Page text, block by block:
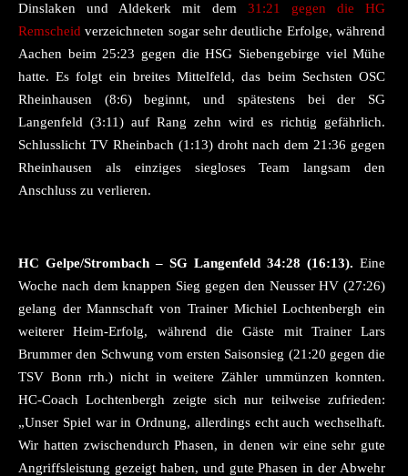
Dinslaken und Aldekerk mit dem 31:21 gegen die HG
Remscheid verzeichneten sogar sehr deutliche Erfolge, während
Aachen beim 25:23 gegen die HSG Siebengebirge viel Mühe
hatte. Es folgt ein breites Mittelfeld, das beim Sechsten OSC
Rheinhausen (8:6) beginnt, und spätestens bei der SG
Langenfeld (3:11) auf Rang zehn wird es richtig gefährlich.
Schlusslicht TV Rheinbach (1:13) droht nach dem 21:36 gegen
Rheinhausen als einziges siegloses Team langsam den
Anschluss zu verlieren.
HC Gelpe/Strombach – SG Langenfeld 34:28 (16:13). Eine
Woche nach dem knappen Sieg gegen den Neusser HV (27:26)
gelang der Mannschaft von Trainer Michiel Lochtenbergh ein
weiterer Heim-Erfolg, während die Gäste mit Trainer Lars
Brummer den Schwung vom ersten Saisonsieg (21:20 gegen die
TSV Bonn rrh.) nicht in weitere Zähler ummünzen konnten.
HC-Coach Lochtenbergh zeigte sich nur teilweise zufrieden:
„Unser Spiel war in Ordnung, allerdings echt auch wechselhaft.
Wir hatten zwischendurch Phasen, in denen wir eine sehr gute
Angriffsleistung gezeigt haben, und gute Phasen in der Abwehr